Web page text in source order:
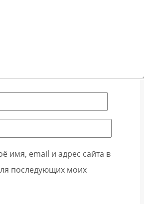
имя, email и адрес сайта в
последующих моих